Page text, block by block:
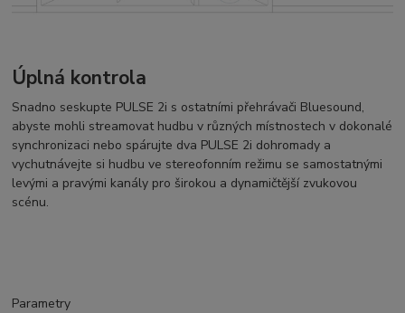
Úplná kontrola
Snadno seskupte PULSE 2i s ostatními přehrávači Bluesound,
abyste mohli streamovat hudbu v různých místnostech v dokonalé
synchronizaci nebo spárujte dva PULSE 2i dohromady a
vychutnávejte si hudbu ve stereofonním režimu se samostatnými
levými a pravými kanály pro širokou a dynamičtější zvukovou
scénu.
Parametry